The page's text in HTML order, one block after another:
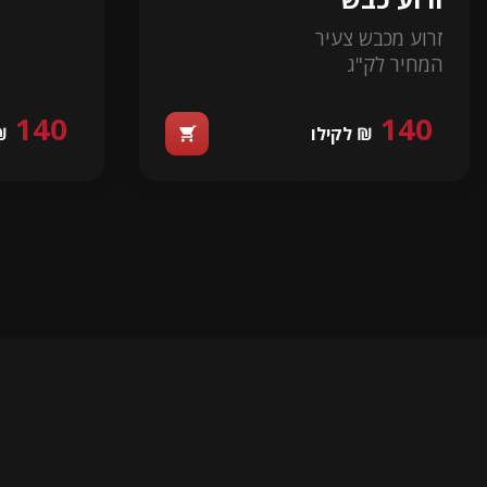
זרוע מכבש צעיר
המחיר לק"ג
140 ₪ לקילו shopping_cart
140